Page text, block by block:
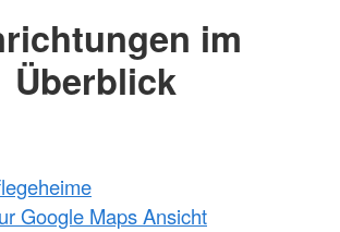
im
Überblick
Google Maps Ansicht